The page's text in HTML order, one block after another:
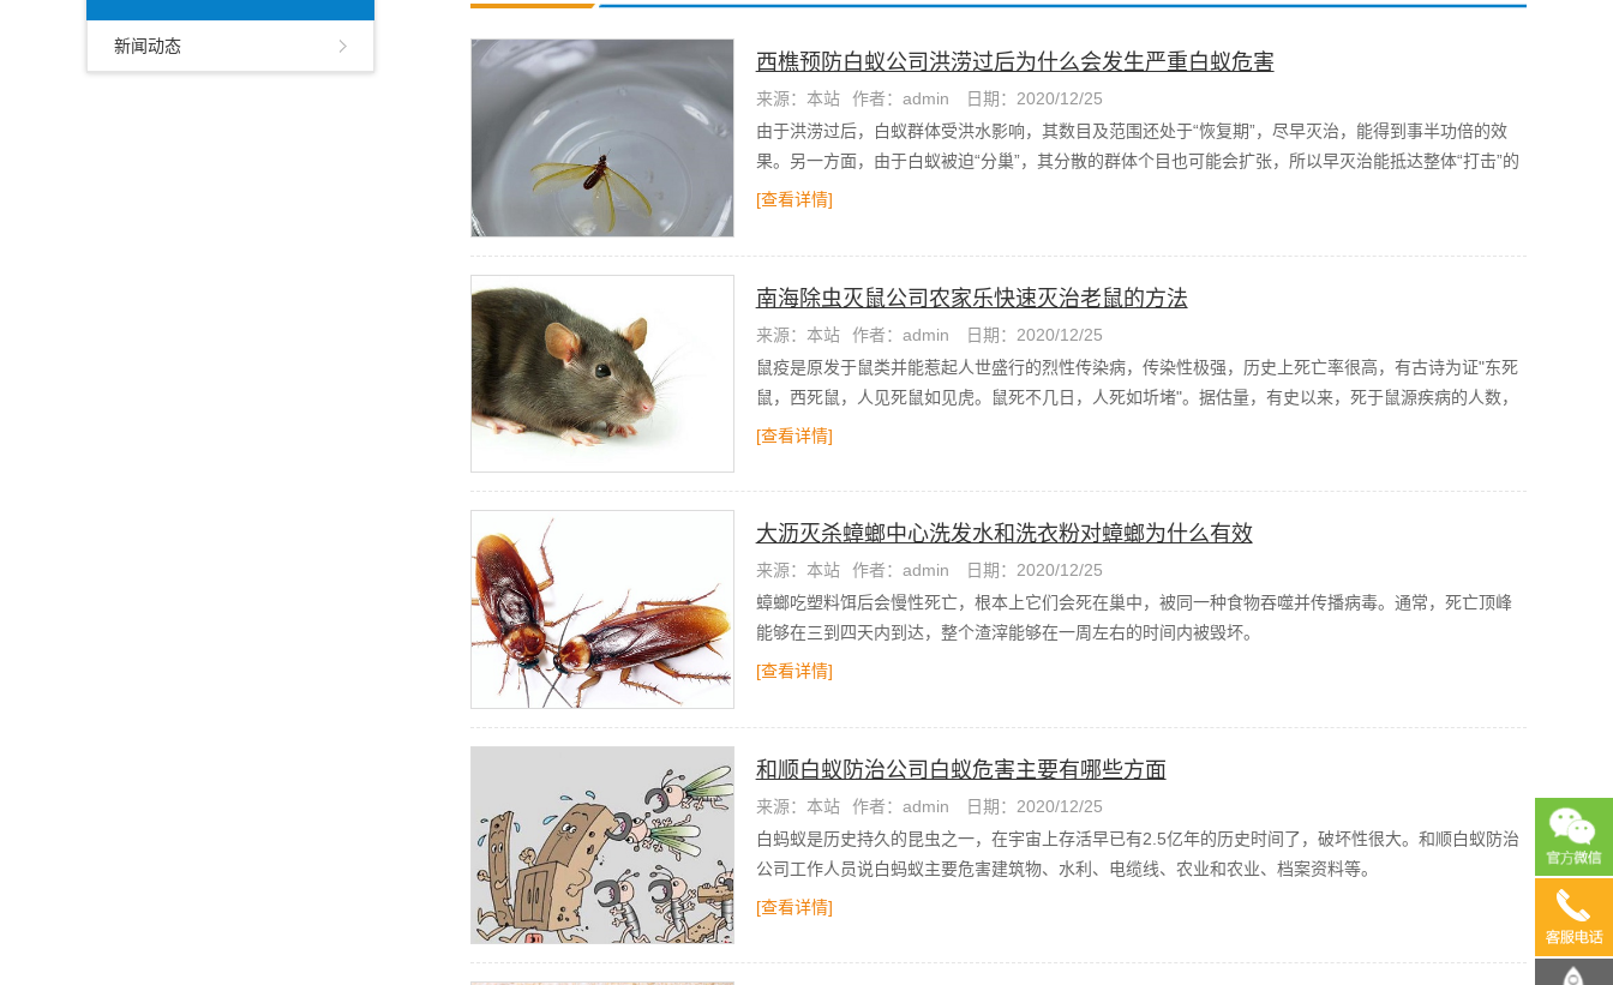
新闻动态
西樵预防白蚁公司洪涝过后为什么会发生严重白蚁危害
来源：本站 作者：admin
日期：2020/12/25
由于洪涝过后，白蚁群体受洪水影响，其数目及范围还处于“恢复期”，尽早灭治，能得到事半功倍的效
果。另一方面，由于白蚁被迫“分巢”，其分散的群体个目也可能会扩张，所以早灭治能抵达整体“打击”的
效果。
[查看详情]
南海除虫灭鼠公司农家乐快速灭治老鼠的方法
来源：本站 作者：admin
日期：2020/12/25
鼠疫是原发于鼠类并能惹起人世盛行的烈性传染病，传染性极强，历史上死亡率很高，有古诗为证"东死
鼠，西死鼠，人见死鼠如见虎。鼠死不几日，人死如圻堵"。据估量，有史以来，死于鼠源疾病的人数，
远远超越直接死于战争者。
[查看详情]
大沥灭杀蟑螂中心洗发水和洗衣粉对蟑螂为什么有效
来源：本站 作者：admin
日期：2020/12/25
蟑螂吃塑料饵后会慢性死亡，根本上它们会死在巢中，被同一种食物吞噬并传播病毒。通常，死亡顶峰
能够在三到四天内到达，整个渣滓能够在一周左右的时间内被毁坏。
[查看详情]
和顺白蚁防治公司白蚁危害主要有哪些方面
来源：本站 作者：admin
日期：2020/12/25
白蚂蚁是历史持久的昆虫之一，在宇宙上存活早已有2.5亿年的历史时间了，破坏性很大。和顺白蚁防治
公司工作人员说白蚂蚁主要危害建筑物、水利、电缆线、农业和农业、档案资料等。
[查看详情]